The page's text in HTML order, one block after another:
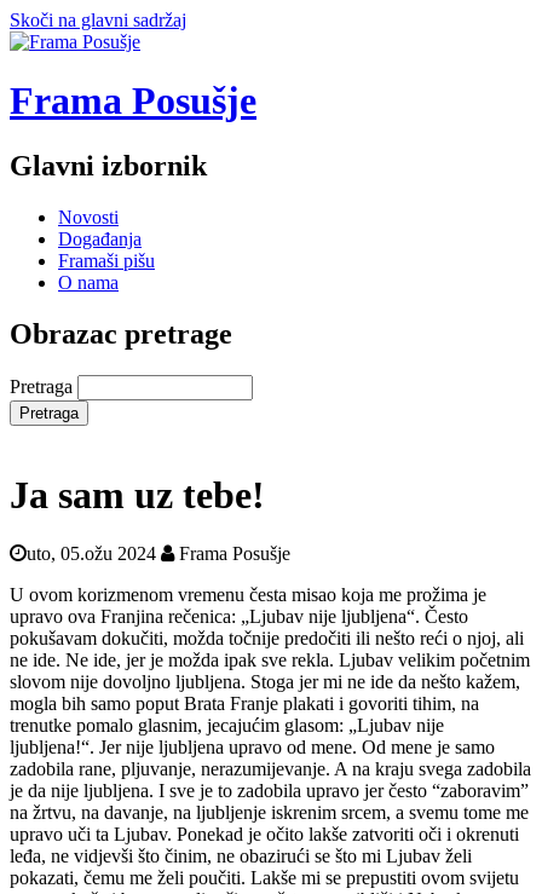
Skoči na glavni sadržaj
Frama Posušje
Glavni izbornik
Novosti
Događanja
Framaši pišu
O nama
Obrazac pretrage
Pretraga
Ja sam uz tebe!
uto, 05.ožu 2024
Frama Posušje
U ovom korizmenom vremenu česta misao koja me prožima je
upravo ova Franjina rečenica: „Ljubav nije ljubljena“. Često
pokušavam dokučiti, možda točnije predočiti ili nešto reći o njoj, ali
ne ide. Ne ide, jer je možda ipak sve rekla. Ljubav velikim početnim
slovom nije dovoljno ljubljena. Stoga jer mi ne ide da nešto kažem,
mogla bih samo poput Brata Franje plakati i govoriti tihim, na
trenutke pomalo glasnim, jecajućim glasom: „Ljubav nije
ljubljena!“. Jer nije ljubljena upravo od mene. Od mene je samo
zadobila rane, pljuvanje, nerazumijevanje. A na kraju svega zadobila
je da nije ljubljena. I sve je to zadobila upravo jer često “zaboravim”
na žrtvu, na davanje, na ljubljenje iskrenim srcem, a svemu tome me
upravo uči ta Ljubav. Ponekad je očito lakše zatvoriti oči i okrenuti
leđa, ne vidjevši što činim, ne obazirući se što mi Ljubav želi
pokazati, čemu me želi poučiti. Lakše mi se prepustiti ovom svijetu